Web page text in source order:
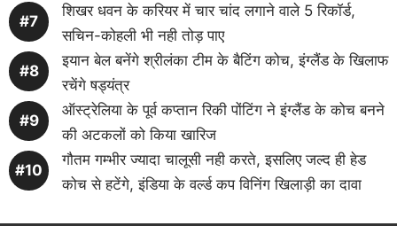
शिखर धवन के करियर में चार चांद लगाने वाले 5 रिकॉर्ड,
सचिन-कोहली भी नही तोड़ पाए
इयान बेल बनेंगे श्रीलंका टीम के बैटिंग कोच, इंग्लैंड के खिलाफ
रचेंगे षड्यंत्र
ऑस्ट्रेलिया के पूर्व कप्तान रिकी पोंटिंग ने इंग्लैंड के कोच बनने
की अटकलों को किया खारिज
गौतम गम्भीर ज्यादा चालूसी नही करते, इसलिए जल्द ही हेड
कोच से हटेंगे, इंडिया के वर्ल्ड कप विनिंग खिलाड़ी का दावा